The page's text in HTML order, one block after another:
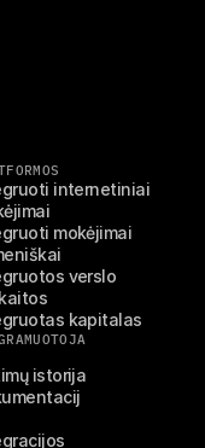
internetiniai
mokėjimai
verslo
kapitalas
istorija